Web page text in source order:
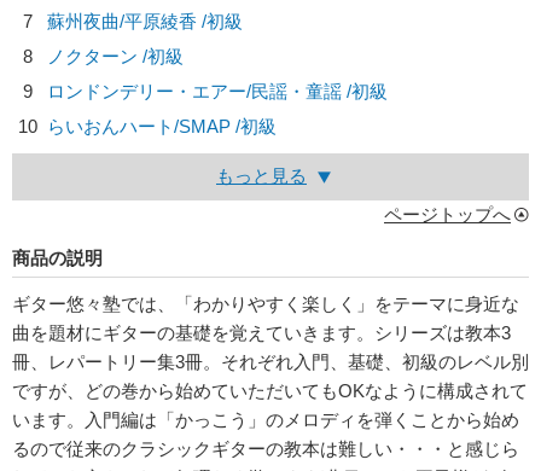
7
蘇州夜曲/平原綾香 /初級
8
ノクターン /初級
9
ロンドンデリー・エアー/民謡・童謡 /初級
10 らいおんハート/SMAP /初級
もっと見る
ページトップへ
商品の説明
ギター悠々塾では、「わかりやすく楽しく」をテーマに身近な
曲を題材にギターの基礎を覚えていきます。シリーズは教本3
冊、レパートリー集3冊。それぞれ入門、基礎、初級のレベル別
ですが、どの巻から始めていただいてもOKなように構成されて
います。入門編は「かっこう」のメロディを弾くことから始め
るので従来のクラシックギターの教本は難しい・・・と感じら